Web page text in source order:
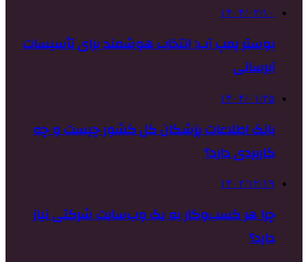
۱۴۰۴/۰۲/۱۰
بوستر پمپ آب: انتخاب هوشمند برای تأسیسات
آبرسانی
۱۴۰۴/۰۱/۲۵
بانک اطلاعات پزشکان کل کشور چیست و چه
کاربردی دارد؟
۱۴۰۲/۱۲/۱۹
چرا هر کسب‌وکار به یک وب‌سایت شرکتی نیاز
دارد؟